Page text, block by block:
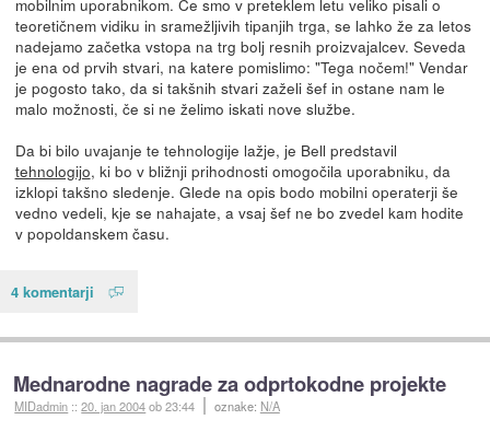
mobilnim uporabnikom. Če smo v preteklem letu veliko pisali o
teoretičnem vidiku in sramežljivih tipanjih trga, se lahko že za letos
nadejamo začetka vstopa na trg bolj resnih proizvajalcev. Seveda
je ena od prvih stvari, na katere pomislimo: "Tega nočem!" Vendar
je pogosto tako, da si takšnih stvari zaželi šef in ostane nam le
malo možnosti, če si ne želimo iskati nove službe.
Da bi bilo uvajanje te tehnologije lažje, je Bell predstavil
tehnologijo, ki bo v bližnji prihodnosti omogočila uporabniku, da
izklopi takšno sledenje. Glede na opis bodo mobilni operaterji še
vedno vedeli, kje se nahajate, a vsaj šef ne bo zvedel kam hodite
v popoldanskem času.
4 komentarji
Mednarodne nagrade za odprtokodne projekte
MIDadmin ::20. jan 2004ob 23:44 oznake: N/A